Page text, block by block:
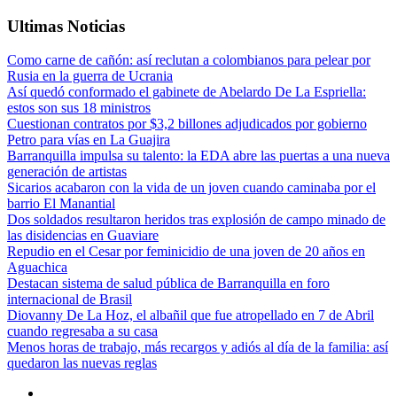
Ultimas Noticias
Como carne de cañón: así reclutan a colombianos para pelear por
Rusia en la guerra de Ucrania
Así quedó conformado el gabinete de Abelardo De La Espriella:
estos son sus 18 ministros
Cuestionan contratos por $3,2 billones adjudicados por gobierno
Petro para vías en La Guajira
Barranquilla impulsa su talento: la EDA abre las puertas a una nueva
generación de artistas
Sicarios acabaron con la vida de un joven cuando caminaba por el
barrio El Manantial
Dos soldados resultaron heridos tras explosión de campo minado de
las disidencias en Guaviare
Repudio en el Cesar por feminicidio de una joven de 20 años en
Aguachica
Destacan sistema de salud pública de Barranquilla en foro
internacional de Brasil
Diovanny De La Hoz, el albañil que fue atropellado en 7 de Abril
cuando regresaba a su casa
Menos horas de trabajo, más recargos y adiós al día de la familia: así
quedaron las nuevas reglas